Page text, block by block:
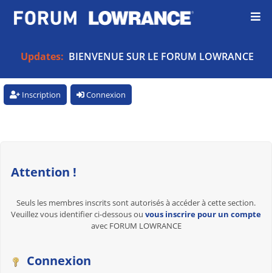
Updates: BIENVENUE SUR LE FORUM LOWRANCE
Inscription Connexion
Attention !
Seuls les membres inscrits sont autorisés à accéder à cette section.
Veuillez vous identifier ci-dessous ou vous inscrire pour un compte
avec FORUM LOWRANCE
Connexion